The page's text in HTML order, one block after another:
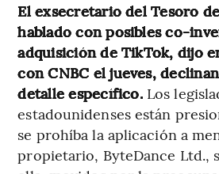
El exsecretario del Tesoro
hablado con posibles co-
adquisición de TikTok, dijo
con CNBC el jueves,
detalle específico.Los
estadounidenses están
se prohíba la aplicación a
propietario, ByteDance Ltd.,